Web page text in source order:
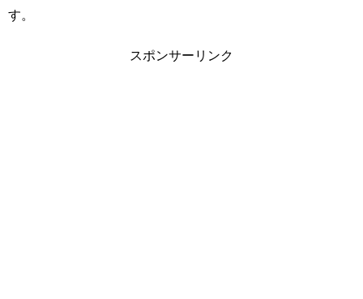
す。
スポンサーリンク